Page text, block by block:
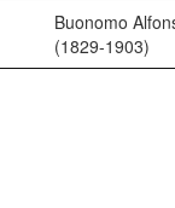
Buonomo
(1829-1903)